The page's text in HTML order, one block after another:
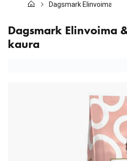
Kissat
Eläinlääkäriruoat
Tuotemerkit
Uutuudet
Dagsmark Elinvoima &
Dagsmark Elinvoima
kaura